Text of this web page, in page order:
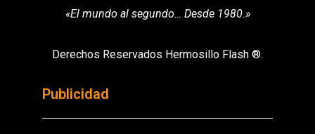
«El mundo al segundo… Desde 1980.»
Derechos Reservados Hermosillo Flash ®.
Publicidad